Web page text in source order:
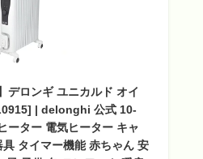
デロンギ ユニカルド オイ
| delonghi 公式 10-
ーター 電気ヒーター キャ
タイマー機能 赤ちゃん 安